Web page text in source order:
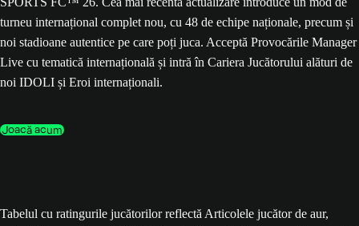
turneu internațional complet nou, cu 48 de echipe naționale, precum și
noi stadioane autentice pe care poți juca. Acceptă Provocările Manager
Live cu tematică internațională și intră în Cariera Jucătorului alături de
noi IDOLI și Eroi internaționali.
Joacă acum
Tabelul cu ratingurile jucătorilor reflectă Articolele jucător de aur,